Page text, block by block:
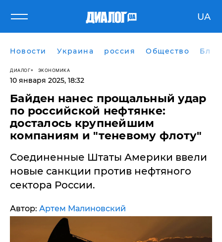
UA
Новости Украина россия Общество
ДИАЛОГ ЭКОНОМИКА
10 января 2025, 18:32
Байден нанес прощальный удар
по российской нефтянке:
досталось крупнейшим
компаниям и "теневому флоту"
Соединенные Штаты Америки ввели
новые санкции против нефтяного
сектора России.
Автор: Артем Малиновский